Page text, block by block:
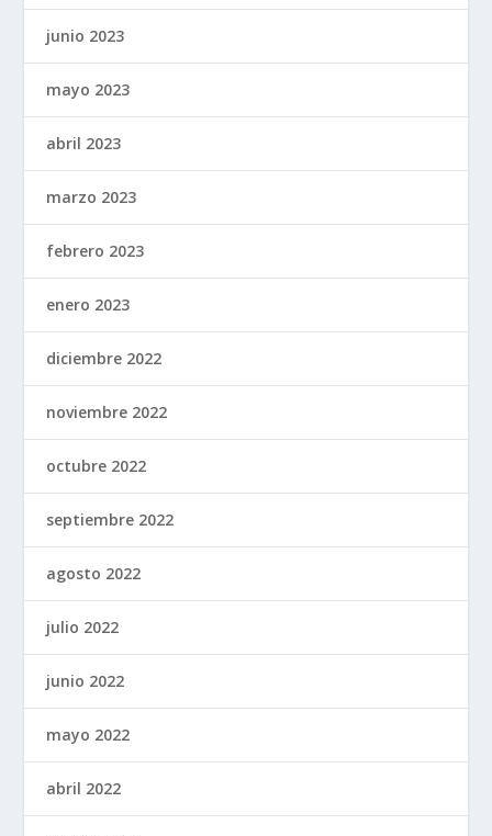
junio 2023
mayo 2023
abril 2023
marzo 2023
febrero 2023
enero 2023
diciembre 2022
noviembre 2022
octubre 2022
septiembre 2022
agosto 2022
julio 2022
junio 2022
mayo 2022
abril 2022